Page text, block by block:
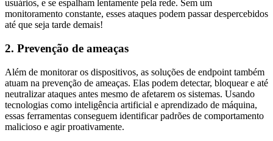
usuários, e se espalham lentamente pela rede. Sem um
monitoramento constante, esses ataques podem passar despercebidos
até que seja tarde demais!
2. Prevenção de ameaças
Além de monitorar os dispositivos, as soluções de endpoint também
atuam na prevenção de ameaças. Elas podem detectar, bloquear e até
neutralizar ataques antes mesmo de afetarem os sistemas. Usando
tecnologias como inteligência artificial e aprendizado de máquina,
essas ferramentas conseguem identificar padrões de comportamento
malicioso e agir proativamente.